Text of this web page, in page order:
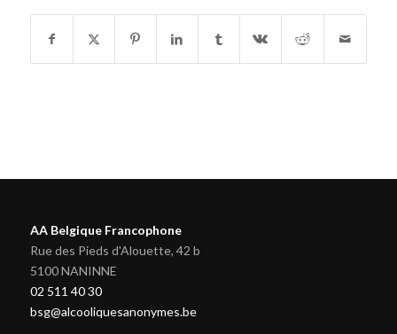
AA Belgique Francophone
Rue des Pieds d'Alouette, 42 b
5100 NANINNE
02 511 40 30
bsg@alcooliquesanonymes.be